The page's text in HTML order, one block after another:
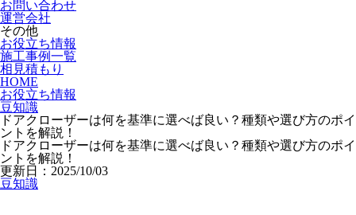
お問い合わせ
運営会社
その他
お役立ち情報
施工事例一覧
相見積もり
HOME
お役立ち情報
豆知識
ドアクローザーは何を基準に選べば良い？種類や選び方のポイ
ントを解説！
ドアクローザーは何を基準に選べば良い？種類や選び方のポイ
ントを解説！
更新日：2025/10/03
豆知識